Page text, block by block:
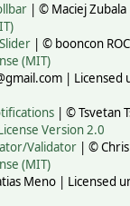
| © Maciej
| © booncon
(MIT)
| Licensed
| © Tsvetan
Version 2.0
Validator | ©
(MIT)
Meno | Licensed